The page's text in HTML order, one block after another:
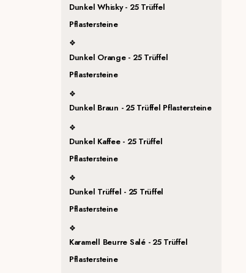
Dunkel Whisky - 25 Trüffel
Pflastersteine
Dunkel Orange - 25 Trüffel
Pflastersteine
Dunkel Braun - 25 Trüffel Pflastersteine
Dunkel Kaffee - 25 Trüffel
Pflastersteine
Dunkel Trüffel - 25 Trüffel
Pflastersteine
Karamell Beurre Salé - 25 Trüffel
Pflastersteine